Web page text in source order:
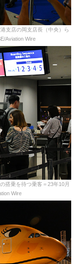
支店の岡支店長（中央）ら
Aviation Wire
搭乗を待つ乗客＝23年10月
Wire